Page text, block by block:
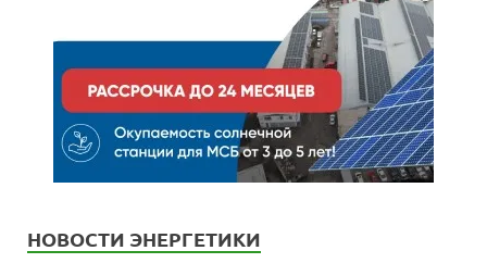
НОВОСТИ ЭНЕРГЕТИКИ